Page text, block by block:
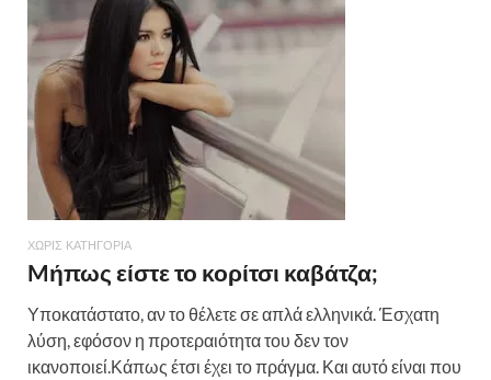
o
k
τε
ΧΩΡΊΣ ΚΑΤΗΓΟΡΊΑ
Mήπως είστε το κορίτσι καβάτζα;
Υποκατάστατο, αν το θέλετε σε απλά ελληνικά. Έσχατη
λύση, εφόσον η προτεραιότητα του δεν τον
ικανοποιεί.Κάπως έτσι έχει το πράγμα. Και αυτό είναι που